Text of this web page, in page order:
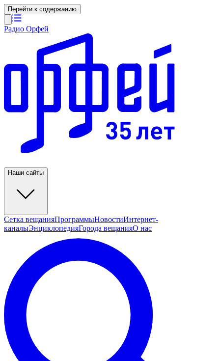
Перейти к содержанию
Радио Орфей
Наши сайты
Сетка вещанияПрограммыНовостиИнтернет-
каналыЭнциклопедияГорода вещанияО нас